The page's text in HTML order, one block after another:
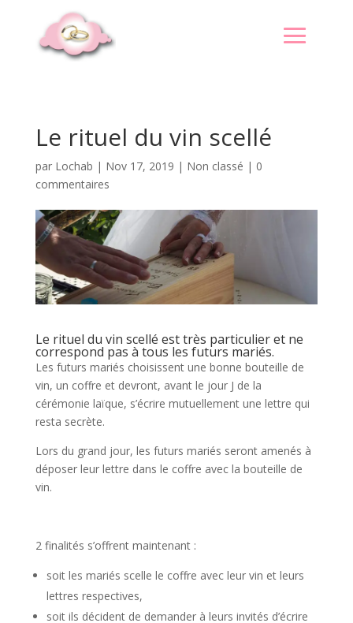
Le rituel du vin scellé
par Lochab | Nov 17, 2019 | Non classé | 0
commentaires
Le rituel du vin scellé est très particulier et ne
correspond pas à tous les futurs mariés.
Les futurs mariés choisissent une bonne bouteille de
vin, un coffre et devront, avant le jour J de la
cérémonie laïque, s’écrire mutuellement une lettre qui
resta secrète.
Lors du grand jour, les futurs mariés seront amenés à
déposer leur lettre dans le coffre avec la bouteille de
vin.
2 finalités s’offrent maintenant :
soit les mariés scelle le coffre avec leur vin et leurs
lettres respectives,
soit ils décident de demander à leurs invités d’écrire